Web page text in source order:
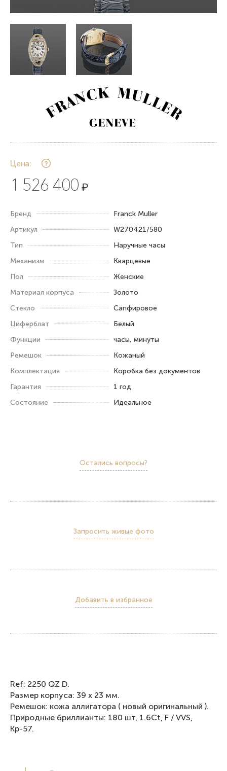
Цена:
1 526 400 ₽
Бренд
Franck Muller
Артикул
W270421/580
Тип
Наручные часы
Механизм
Кварцевые
Пол
Женские
Материал корпуса
Золото
Стекло
Сапфировое
Циферблат
Белый
Функции
часы, минуты
Ремешок
Кожаный
Комплектация
Коробка без документов
Гарантия
1 год
Состояние
Идеальное
Остались вопросы?
Запросить живые фото
Добавить в избранное
Ref: 2250 QZ D.
Размер корпуса: 39 x 23 мм.
Ремешок: кожа аллигатора ( новый оригинальный ).
Природные бриллианты: 180 шт, 1.6Ct, F / VVS,
Кр-57.